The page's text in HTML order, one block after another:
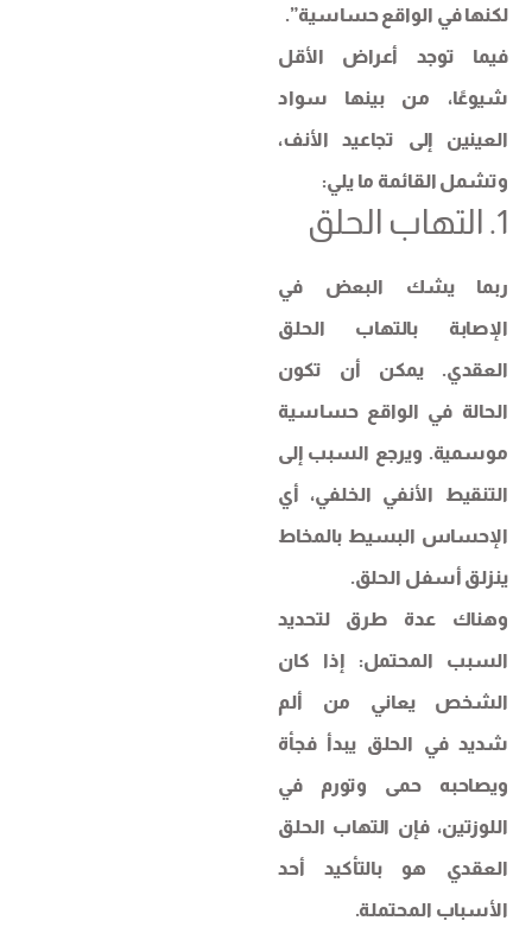
لكنها في الواقع حساسية”.
فيما توجد أعراض الأقل
شيوعًا، من بينها سواد
العينين إلى تجاعيد الأنف،
وتشمل القائمة ما يلي:
ربما يشك البعض في
الإصابة بالتهاب الحلق
العقدي. يمكن أن تكون
الحالة في الواقع حساسية
موسمية. ويرجع السبب إلى
التنقيط الأنفي الخلفي، أي
الإحساس البسيط بالمخاط
ينزلق أسفل الحلق.
وهناك عدة طرق لتحديد
السبب المحتمل: إذا كان
الشخص يعاني من ألم
شديد في الحلق يبدأ فجأة
ويصاحبه حمى وتورم في
اللوزتين، فإن التهاب الحلق
العقدي هو بالتأكيد أحد
الأسباب المحتملة.